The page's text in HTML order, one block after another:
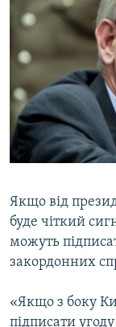
ВСЕ ЗА ДЕНЬ
СПЕЦПРОЕКТИ
ДЕПОРТАЦІЯ
ВІДЕОУРОКИ
СВІДЧЕННЯ
УКРАЇНСЬКА
ЯК ОБІЙТИ
Русский
Qırımtatar
Усі сайти
Якщо від
буде чіткий
можуть
закордонних
«Якщо з боку
підписати